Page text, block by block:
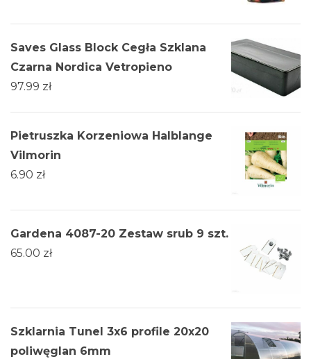
Saves Glass Block Cegła Szklana
Czarna Nordica Vetropieno
97.99 zł
Pietruszka Korzeniowa Halblange
Vilmorin
6.90 zł
Gardena 4087-20 Zestaw srub 9 szt.
65.00 zł
Szklarnia Tunel 3x6 profile 20x20
poliwęglan 6mm